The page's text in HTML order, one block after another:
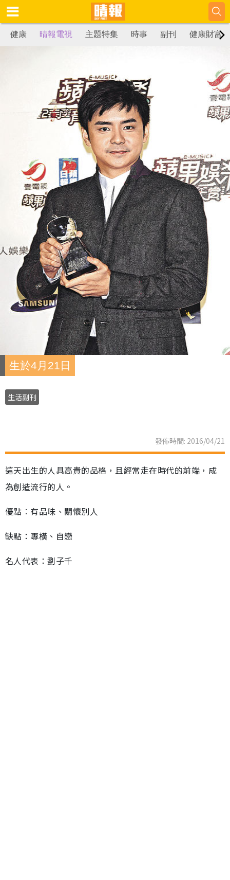
健康 晴報電視 主題特集 時事 副刊 健康財富
生於4月21日
生活副刊
發佈時間: 2016/04/21
這天出生的人具高貴的品格，且經常走在時代的前端，成
為創造流行的人。
優點︰有品味、關懷別人
缺點：專橫、自戀
名人代表：劉子千